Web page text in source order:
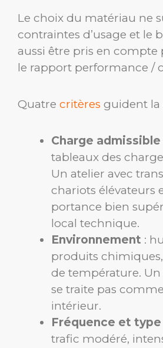
Le choix du matériau ne
contraintes d’usage et le
aussi être pris en
le rapport performance /
Quatre critères guident la
Charge admissible
tableaux des
Un atelier avec
chariots élévateurs
portance bien
local technique.
Environnement :
produits
de température. Un
se traite pas
intérieur.
Fréquence et
trafic modéré,